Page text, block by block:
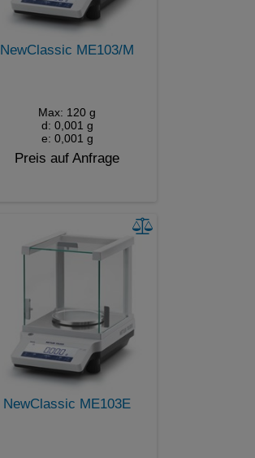
NewClassic ME103/M
Max: 120 g
d: 0,001 g
e: 0,001 g
Preis auf Anfrage
NewClassic ME103E